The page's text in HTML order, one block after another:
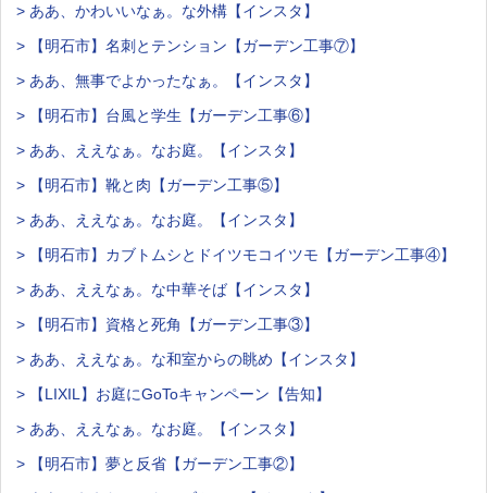
> ああ、かわいいなぁ。な外構【インスタ】
> 【明石市】名刺とテンション【ガーデン工事⑦】
> ああ、無事でよかったなぁ。【インスタ】
> 【明石市】台風と学生【ガーデン工事⑥】
> ああ、ええなぁ。なお庭。【インスタ】
> 【明石市】靴と肉【ガーデン工事⑤】
> ああ、ええなぁ。なお庭。【インスタ】
> 【明石市】カブトムシとドイツモコイツモ【ガーデン工事④】
> ああ、ええなぁ。な中華そば【インスタ】
> 【明石市】資格と死角【ガーデン工事③】
> ああ、ええなぁ。な和室からの眺め【インスタ】
> 【LIXIL】お庭にGoToキャンペーン【告知】
> ああ、ええなぁ。なお庭。【インスタ】
> 【明石市】夢と反省【ガーデン工事②】